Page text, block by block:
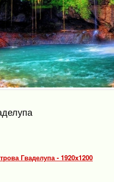
Гваделупа - 1920x1200